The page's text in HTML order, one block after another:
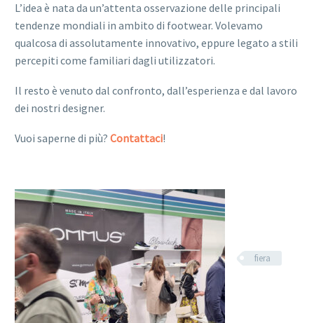
L’idea è nata da un’attenta osservazione delle principali
tendenze mondiali in ambito di footwear. Volevamo
qualcosa di assolutamente innovativo, eppure legato a stili
percepiti come familiari dagli utilizzatori.
Il resto è venuto dal confronto, dall’esperienza e dal lavoro
dei nostri designer.
Vuoi saperne di più? Contattaci!
fiera